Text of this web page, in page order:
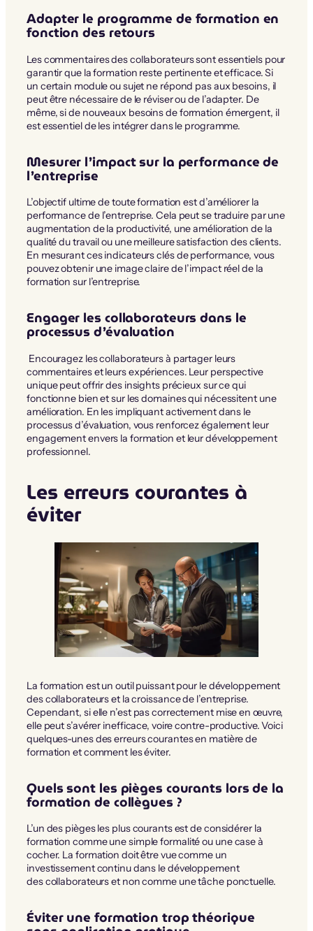
Adapter le programme de formation en
fonction des retours
Les commentaires des collaborateurs sont essentiels pour
garantir que la formation reste pertinente et efficace. Si
un certain module ou sujet ne répond pas aux besoins, il
peut être nécessaire de le réviser ou de l’adapter. De
même, si de nouveaux besoins de formation émergent, il
est essentiel de les intégrer dans le programme.
Mesurer l’impact sur la performance de
l’entreprise
L’objectif ultime de toute formation est d’améliorer la
performance de l’entreprise. Cela peut se traduire par une
augmentation de la productivité, une amélioration de la
qualité du travail ou une meilleure satisfaction des clients.
En mesurant ces indicateurs clés de performance, vous
pouvez obtenir une image claire de l’impact réel de la
formation sur l’entreprise.
Engager les collaborateurs dans le
processus d’évaluation
Encouragez les collaborateurs à partager leurs
commentaires et leurs expériences. Leur perspective
unique peut offrir des insights précieux sur ce qui
fonctionne bien et sur les domaines qui nécessitent une
amélioration. En les impliquant activement dans le
processus d’évaluation, vous renforcez également leur
engagement envers la formation et leur développement
professionnel.
Les erreurs courantes à
éviter
La formation est un outil puissant pour le développement
des collaborateurs et la croissance de l’entreprise.
Cependant, si elle n’est pas correctement mise en œuvre,
elle peut s’avérer inefficace, voire contre-productive. Voici
quelques-unes des erreurs courantes en matière de
formation et comment les éviter.
Quels sont les pièges courants lors de la
formation de collègues ?
L’un des pièges les plus courants est de considérer la
formation comme une simple formalité ou une case à
cocher. La formation doit être vue comme un
investissement continu dans le développement
des collaborateurs et non comme une tâche ponctuelle.
Éviter une formation trop théorique